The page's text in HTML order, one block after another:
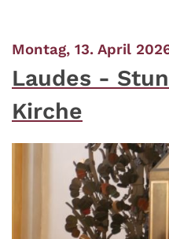
Montag, 13. April
Laudes -
Kirche